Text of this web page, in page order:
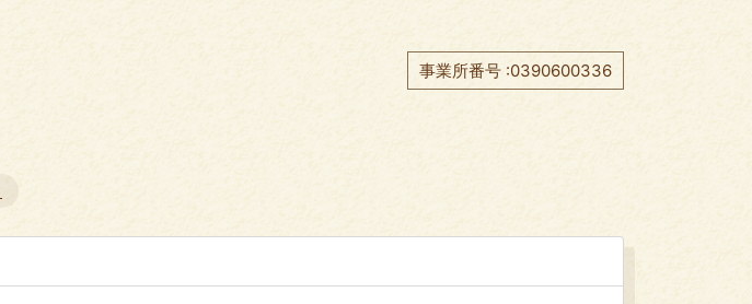
事業所番号 :0390600336